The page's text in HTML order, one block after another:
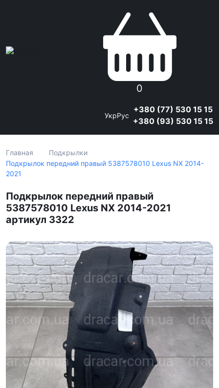
0
УкрРус
+380 (77) 530 15 15
+380 (93) 530 15 15
Главная
Подкрылки
Подкрылок передний правый 5387578010 Lexus NX 2014-
2021
Подкрылок передний правый
5387578010 Lexus NX 2014-2021
артикул 3322